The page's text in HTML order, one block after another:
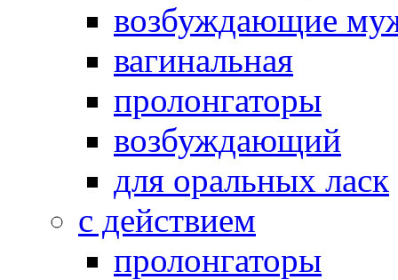
возбуждающие
вагинальная
пролонгаторы
возбуждающий
для оральных ласк
с действием
пролонгаторы